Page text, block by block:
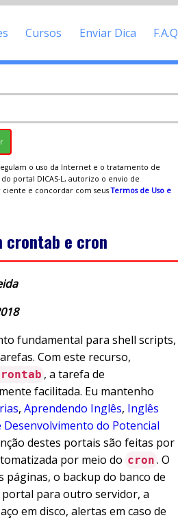
Cursos Enviar Dica F.A.Q
o uso da Internet e o tratamento de
portal DICAS-L, autorizo o envio de
ciente e concordar com seusTermos de Uso e
crontab e cron
fundamental para shell scripts,
Com este recurso,
, a tarefa de
facilitada. Eu mantenho
, Aprendendo Inglês, Inglês
do Potencial
destes portais são feitas por
por meio do cron . O
páginas, o backup do banco de
portal para outro servidor, a
em disco, alertas em caso de